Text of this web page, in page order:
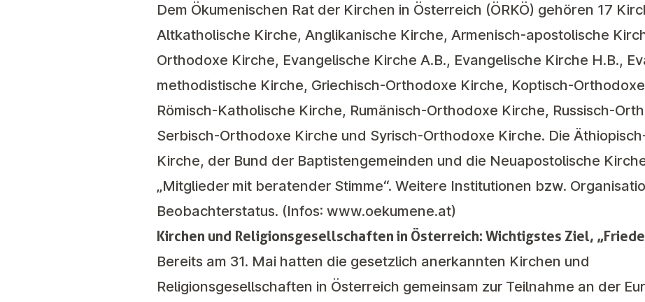
Dem Ökumenischen Rat der Kirchen in Österreich (ÖRKÖ) gehören 17
Altkatholische Kirche, Anglikanische Kirche, Armenisch-apostolische
Orthodoxe Kirche, Evangelische Kirche A.B., Evangelische Kirche H.B.,
methodistische Kirche, Griechisch-Orthodoxe Kirche, Koptisch-
Römisch-Katholische Kirche, Rumänisch-Orthodoxe Kirche, Russisch-
Serbisch-Orthodoxe Kirche und Syrisch-Orthodoxe Kirche. Die
Kirche, der Bund der Baptistengemeinden und die Neuapostolische
„Mitglieder mit beratender Stimme“. Weitere Institutionen bzw.
Beobachterstatus. (Infos: www.oekumene.at)
Kirchen und Religionsgesellschaften in Österreich: Wichtigstes Ziel,
Bereits am 31. Mai hatten die gesetzlich anerkannten Kirchen und
Religionsgesellschaften in Österreich gemeinsam zur Teilnahme an der